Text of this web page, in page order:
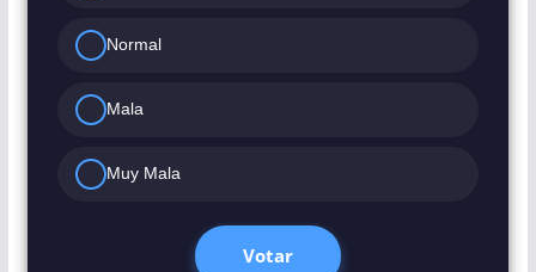
Normal
Mala
Muy Mala
Votar